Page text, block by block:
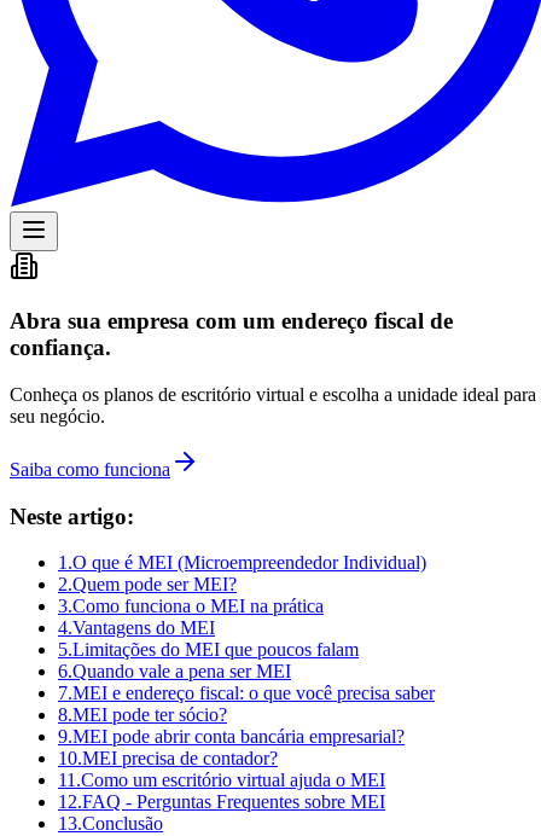
Abra sua empresa com um endereço fiscal de
confiança.
Conheça os planos de escritório virtual e escolha a unidade ideal para
seu negócio.
Saiba como funciona
Neste artigo:
1 .O que é MEI (Microempreendedor Individual)
2.Quem pode ser MEI?
3.Como funciona o MEI na prática
4.Vantagens do MEI
5.Limitações do MEI que poucos falam
6.Quando vale a pena ser MEI
7.MEI e endereço fiscal: o que você precisa saber
8.MEI pode ter sócio?
9.MEI pode abrir conta bancária empresarial?
10.MEI precisa de contador?
11 .Como um escritório virtual ajuda o MEI
12.FAQ - Perguntas Frequentes sobre MEI
13.Conclusão